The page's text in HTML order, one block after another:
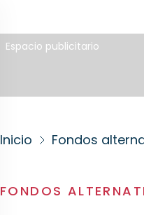
Espacio publicitario
Inicio Fondos
FONDOS